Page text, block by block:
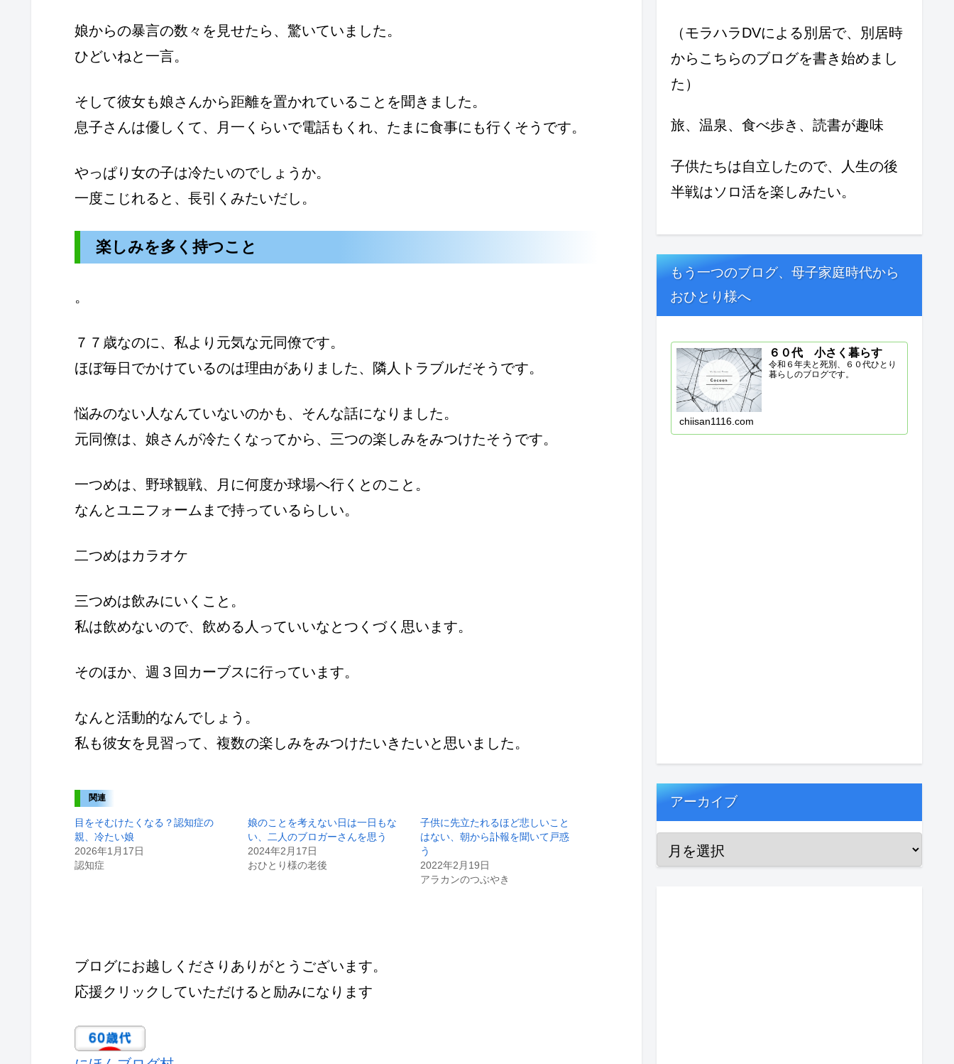
娘からの暴言の数々を見せたら、驚いていました。
ひどいねと一言。
そして彼女も娘さんから距離を置かれていることを聞きました。
息子さんは優しくて、月一くらいで電話もくれ、たまに食事にも行くそうです。
やっぱり女の子は冷たいのでしょうか。
一度こじれると、長引くみたいだし。
楽しみを多く持つこと
。
７７歳なのに、私より元気な元同僚です。
ほぼ毎日でかけているのは理由がありました、隣人トラブルだそうです。
悩みのない人なんていないのかも、そんな話になりました。
元同僚は、娘さんが冷たくなってから、三つの楽しみをみつけたそうです。
一つめは、野球観戦、月に何度か球場へ行くとのこと。
なんとユニフォームまで持っているらしい。
二つめはカラオケ
三つめは飲みにいくこと。
私は飲めないので、飲める人っていいなとつくづく思います。
そのほか、週３回カーブスに行っています。
なんと活動的なんでしょう。
私も彼女を見習って、複数の楽しみをみつけたいきたいと思いました。
関連
目をそむけたくなる？認知症の
親、冷たい娘
2026年1月17日
認知症
娘のことを考えない日は一日もな
い、二人のブロガーさんを思う
2024年2月17日
おひとり様の老後
子供に先立たれるほど悲しいこと
はない、朝から訃報を聞いて戸惑
う
2022年2月19日
アラカンのつぶやき
ブログにお越しくださりありがとうございます。
応援クリックしていただけると励みになります
（モラハラDVによる別居で、別居時
からこちらのブログを書き始めまし
た）
旅、温泉、食べ歩き、読書が趣味
子供たちは自立したので、人生の後
半戦はソロ活を楽しみたい。
もう一つのブログ、母子家庭時代から
おひとり様へ
６０代 小さく暮らす
令和６年夫と死別、６０代ひとり
暮らしのブログです。
chiisan1116.com
アーカイブ